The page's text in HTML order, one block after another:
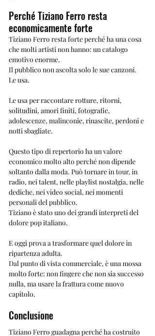
Perché Tiziano Ferro resta
economicamente forte
Tiziano Ferro resta forte perché ha una cosa
che molti artisti non hanno: un catalogo
emotivo enorme.
Il pubblico non ascolta solo le sue canzoni.
Le usa.
Le usa per raccontare rotture, ritorni,
solitudini, amori finiti, fotografie,
adolescenze, malinconie, rinascite, perdoni e
notti sbagliate.
Questo tipo di repertorio ha un valore
economico molto alto perché non dipende
soltanto dalla moda. Può tornare in tour, in
radio, nei talent, nelle playlist nostalgia, nelle
dediche, nei video social, nei momenti
personali del pubblico.
Tiziano è stato uno dei grandi interpreti del
dolore pop italiano.
E oggi prova a trasformare quel dolore in
ripartenza adulta.
Dal punto di vista commerciale, è una mossa
molto forte: non fingere che non sia successo
nulla, ma usare la frattura come nuovo
capitolo.
Conclusione
Tiziano Ferro guadagna perché ha costruito